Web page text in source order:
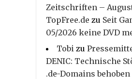
Zeitschriften – August
TopFree.de zu Seit
05/2026 keine DVD
Tobi zu
DENIC: Technische
.de-Domains behoben